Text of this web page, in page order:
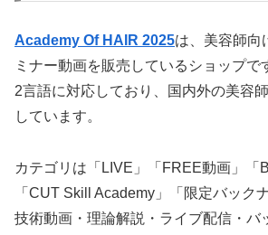
Academy Of HAIR 2025は、美容師向
ミナー動画を販売しているショップで
2言語に対応しており、国内外の美容
しています。
カテゴリは「LIVE」「FREE動画」「
「CUT Skill Academy」「限定バック
技術動画・理論解説・ライブ配信・バ